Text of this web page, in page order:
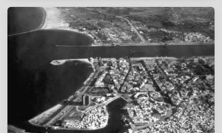
наваждений, Киприан и Устинья, Куприянов
день, День Устиньи, День Устиньи и Куприяна.